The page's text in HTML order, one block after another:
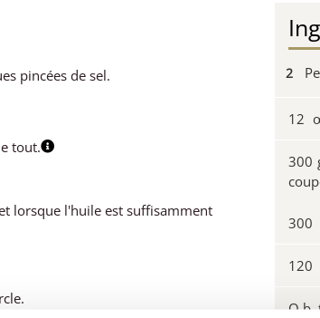
pincées de sel.
tout.
lorsque l'huile est suffisamment
12
300
300
120
Q.b.